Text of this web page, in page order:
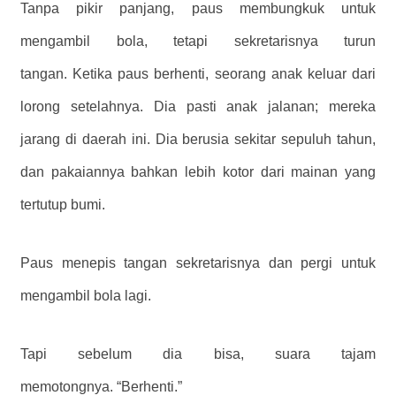
Tanpa pikir panjang, paus membungkuk untuk
mengambil bola, tetapi sekretarisnya turun
tangan. Ketika paus berhenti, seorang anak keluar dari
lorong setelahnya. Dia pasti anak jalanan; mereka
jarang di daerah ini. Dia berusia sekitar sepuluh tahun,
dan pakaiannya bahkan lebih kotor dari mainan yang
tertutup bumi.
Paus menepis tangan sekretarisnya dan pergi untuk
mengambil bola lagi.
Tapi sebelum dia bisa, suara tajam
memotongnya. “Berhenti.”